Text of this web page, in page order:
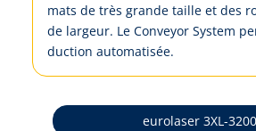
mats de très gran­de taille et des
de lar­geur. Le Con­veyor Sys­tem
duc­tion au­to­ma­ti­sée.
eurolaser 3XL-3200